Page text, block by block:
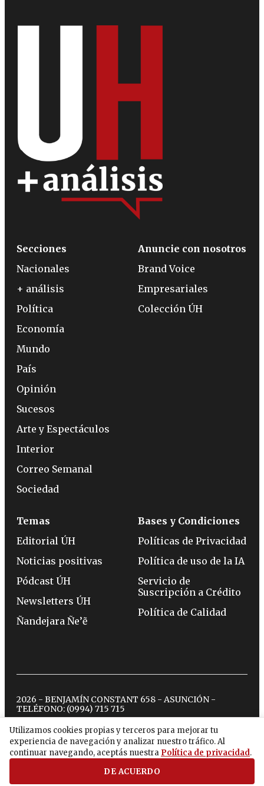
Utilizamos cookies propias y terceros para mejorar tu
experiencia de navegación y analizar nuestro tráfico. Al
continuar navegando, aceptás nuestra Política de privacidad.
DE ACUERDO
Secciones
Nacionales
+ análisis
Política
Economía
Mundo
País
Opinión
Sucesos
Arte y Espectáculos
Interior
Correo Semanal
Sociedad
Anuncie con nosotros
Brand Voice
Empresariales
Colección ÚH
Temas
Editorial ÚH
Noticias positivas
Pódcast ÚH
Newsletters ÚH
Ñandejara Ñe’ẽ
Bases y Condiciones
Políticas de Privacidad
Política de uso de la IA
Servicio de
Suscripción a Crédito
Política de Calidad
2026 - BENJAMÍN CONSTANT 658 - ASUNCIÓN -
TELÉFONO: (0994) 715 715
twitterinstagram
facebook
tiktokyoutubespotify